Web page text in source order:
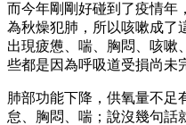
而今年剛剛好碰到了疫情年
為秋燥犯肺，所以咳嗽成了
出現疲憊、喘、胸悶、咳嗽
些都是因為呼吸道受損尚未
肺部功能下降，供氧量不足
怠、胸悶、喘；說沒幾句話